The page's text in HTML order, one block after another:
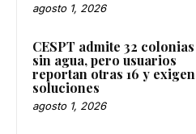
agosto 1, 2026
CESPT admite 32 colonias
sin agua, pero usuarios
reportan otras 16 y exigen
soluciones
agosto 1, 2026